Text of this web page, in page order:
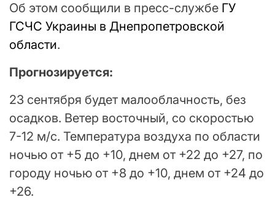
Об этом сообщили в пресс-службе ГУ
ГСЧС Украины в Днепропетровской
области.
Прогнозируется:
23 сентября будет малооблачность, без
осадков. Ветер восточный, со скоростью
7-12 м/с. Температура воздуха по области
ночью от +5 до +10, днем от +22 до +27, по
городу ночью от +8 до +10, днем от +24 до
+26.